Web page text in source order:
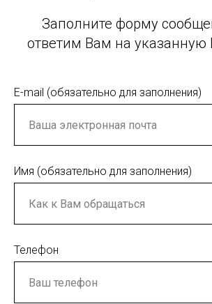
Заполните форму
ответим Вам на указанную
E-mail (обязательно для заполнения)
Имя (обязательно для заполнения)
Телефон